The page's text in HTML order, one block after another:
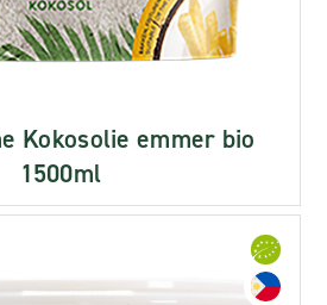
Kokosolie emmer bio
1500ml